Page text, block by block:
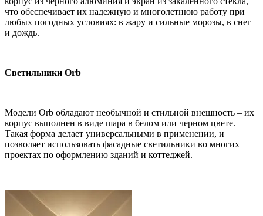
что обеспечивает их надежную и многолетнюю работу при
любых погодных условиях: в жару и сильные морозы, в снег
и дождь.
Светильники Orb
Модели Orb обладают необычной и стильной внешность – их
корпус выполнен в виде шара в белом или черном цвете.
Такая форма делает универсальными в применении, и
позволяет использовать фасадные светильники во многих
проектах по оформлению зданий и коттеджей.